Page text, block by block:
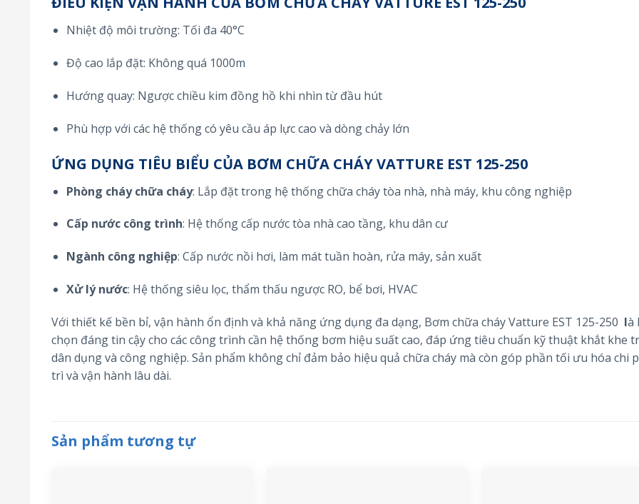
Nhiệt độ môi trường: Tối đa 40°C
Độ cao lắp đặt: Không quá 1000m
Hướng quay: Ngược chiều kim đồng hồ khi nhìn từ đầu hút
Phù hợp với các hệ thống có yêu cầu áp lực cao và dòng chảy lớn
ỨNG DỤNG TIÊU BIỂU CỦA BƠM CHỮA CHÁY VATTURE EST 125-250
Phòng cháy chữa cháy: Lắp đặt trong hệ thống chữa cháy tòa nhà, nhà máy, khu công nghiệp
Cấp nước công trình: Hệ thống cấp nước tòa nhà cao tầng, khu dân cư
Ngành công nghiệp: Cấp nước nồi hơi, làm mát tuần hoàn, rửa máy, sản xuất
Xử lý nước: Hệ thống siêu lọc, thẩm thấu ngược RO, bể bơi, HVAC
Với thiết kế bền bỉ, vận hành ổn định và khả năng ứng dụng đa dạng, Bơm chữa cháy Vatture EST 125-250 là
chọn đáng tin cậy cho các công trình cần hệ thống bơm hiệu suất cao, đáp ứng tiêu chuẩn kỹ thuật khắt khe
dân dụng và công nghiệp. Sản phẩm không chỉ đảm bảo hiệu quả chữa cháy mà còn góp phần tối ưu hóa chi
trì và vận hành lâu dài.
Sản phẩm tương tự